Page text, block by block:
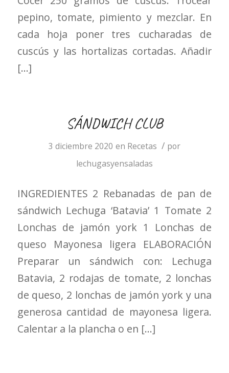
pepino, tomate, pimiento y mezclar. En
cada hoja poner tres cucharadas de
cuscús y las hortalizas cortadas. Añadir
[…]
SÁNDWICH CLUB
3 diciembre 2020 en Recetas / por
lechugasyensaladas
INGREDIENTES 2 Rebanadas de pan de
sándwich Lechuga ‘Batavia’ 1 Tomate 2
Lonchas de jamón york 1 Lonchas de
queso Mayonesa ligera ELABORACIÓN
Preparar un sándwich con: Lechuga
Batavia, 2 rodajas de tomate, 2 lonchas
de queso, 2 lonchas de jamón york y una
generosa cantidad de mayonesa ligera.
Calentar a la plancha o en […]